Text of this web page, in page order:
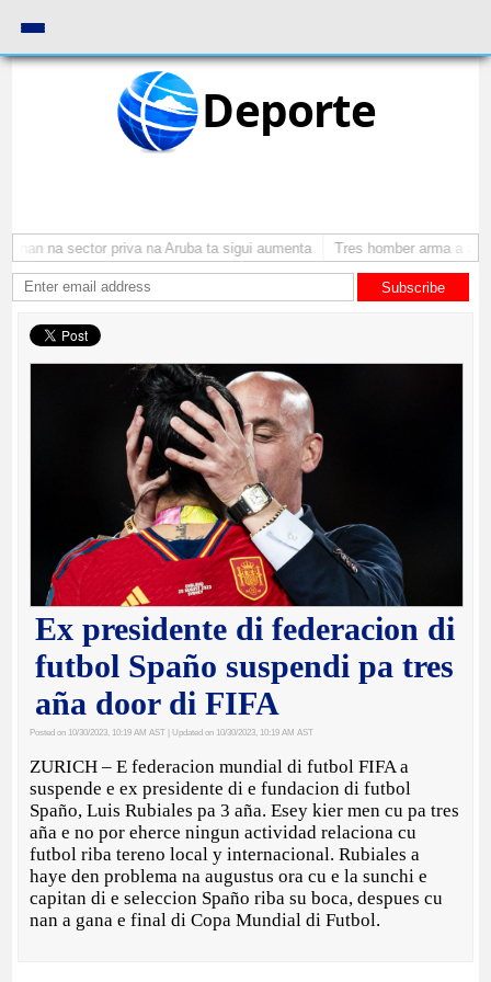
Deporte
na sector priva na Aruba ta sigui aumenta Tres homber arma a
Subscribe
Ex presidente di federacion di
futbol Spaño suspendi pa tres
aña door di FIFA
Posted on 10/30/2023, 10:19 AM AST | Updated on 10/30/2023, 10:19 AM AST
ZURICH – E federacion mundial di futbol FIFA a
suspende e ex presidente di e fundacion di futbol
Spaño, Luis Rubiales pa 3 aña. Esey kier men cu pa tres
aña e no por eherce ningun actividad relaciona cu
futbol riba tereno local y internacional. Rubiales a
haye den problema na augustus ora cu e la sunchi e
capitan di e seleccion Spaño riba su boca, despues cu
nan a gana e final di Copa Mundial di Futbol.